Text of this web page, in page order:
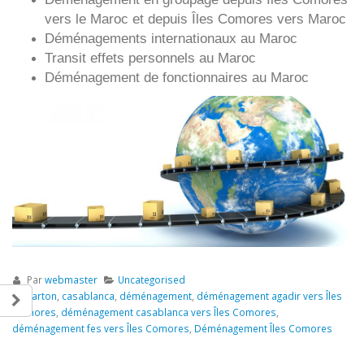
vers le Maroc et depuis Îles Comores vers Maroc
Déménagements internationaux au Maroc
Transit effets personnels au Maroc
Déménagement de fonctionnaires au Maroc
Parwebmaster
Uncategorised
carton, casablanca, déménagement, déménagement agadir vers Îles
Comores, déménagement casablanca vers Îles Comores,
déménagement fes vers Îles Comores, Déménagement Îles Comores